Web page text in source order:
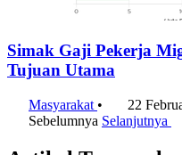
Simak Gaji Pekerja
Tujuan Utama
Masyarakat •
22
Sebelumnya Selanjutnya